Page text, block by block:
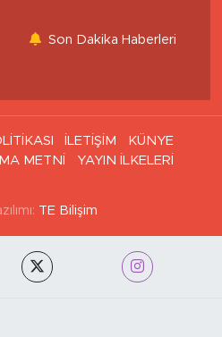
Son Dakika Haberleri
İLETİŞİM
KÜNYE
METNİ
YAYIN İLKELERİ
TE Bilişim